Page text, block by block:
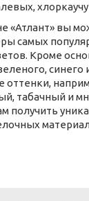
«Атлант» вы
самых
Кроме
синего
оттенки,
табачный и
получить